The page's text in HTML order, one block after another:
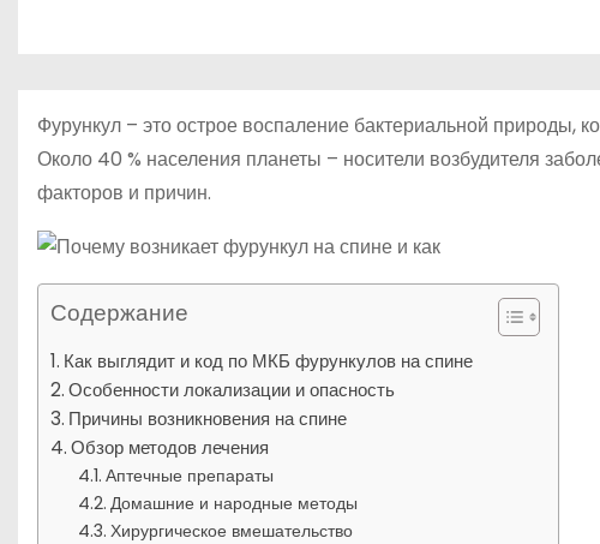
Фурункул – это острое воспаление бактериальной природы,
Около 40 % населения планеты – носители возбудителя
факторов и причин.
Содержание
Как выглядит и код по МКБ фурункулов на спине
Особенности локализации и опасность
Причины возникновения на спине
Обзор методов лечения
Аптечные препараты
Домашние и народные методы
Хирургическое вмешательство